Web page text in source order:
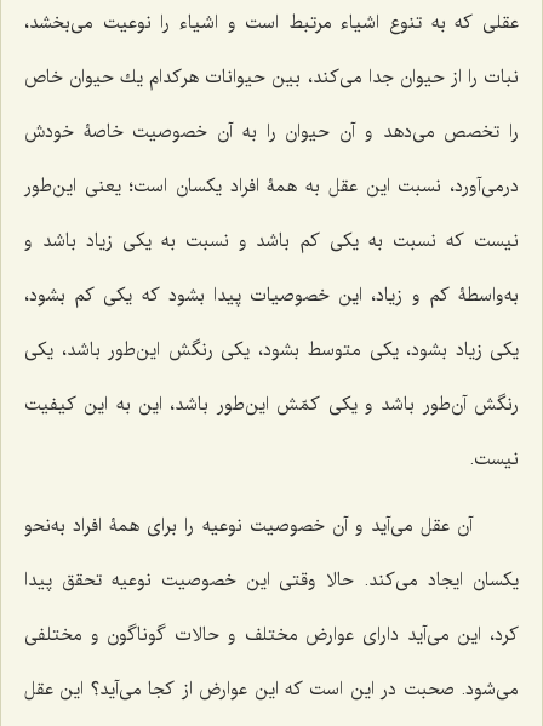
عقلى كه به تنوع اشیاء مرتبط است و اشیاء را نوعیت مى‌بخشد،
نبات را از حیوان جدا مى‌كند، بین حیوانات هركدام یك حیوان خاص
را تخصص مى‌دهد و آن حیوان را به آن خصوصیت خاصۀ خودش
درمى‌آورد، نسبت این عقل به همۀ افراد یكسان است؛ یعنى این‌طور
نیست كه نسبت به یكى كم باشد و نسبت به یكى زیاد باشد و
به‌واسطۀ كم و زیاد، این خصوصیات پیدا بشود که یكى كم بشود،
یكى زیاد بشود، یكى متوسط بشود، یكى رنگش این‌طور باشد، یكى
رنگش آن‌طور باشد و یكى كمّش این‌طور باشد، این به این كیفیت
نیست.
آن عقل مى‌آید و آن خصوصیت نوعیه را براى همۀ افراد به‌نحو
یكسان ایجاد مى‌كند. حالا وقتى این خصوصیت نوعیه تحقق پیدا
كرد، این مى‌آید داراى عوارض مختلف و حالات گوناگون و مختلفى
مى‌شود. صحبت در این است كه این عوارض از كجا مى‌آید؟ این عقل